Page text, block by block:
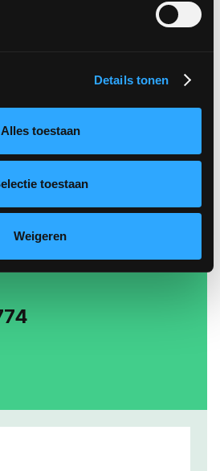
Details tonen
Alles toestaan
toestaan
Weigeren